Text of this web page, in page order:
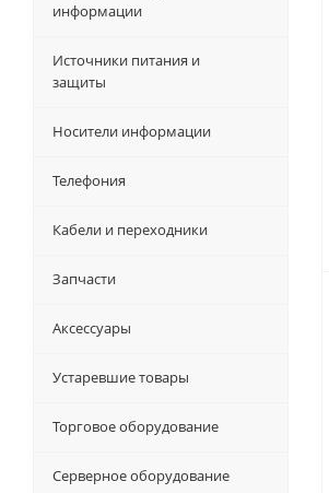
информации
Источники питания и
защиты
Носители информации
Телефония
Кабели и переходники
Запчасти
Аксессуары
Устаревшие товары
Торговое оборудование
Серверное оборудование